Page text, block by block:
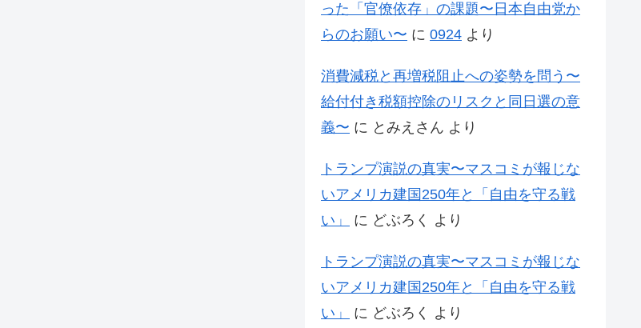
った「官僚依存」の課題〜日本自由党か
らのお願い〜 に 0924 より
消費減税と再増税阻止への姿勢を問う〜
給付付き税額控除のリスクと同日選の意
義〜 に とみえさん より
トランプ演説の真実〜マスコミが報じな
いアメリカ建国250年と「自由を守る戦
い」
に どぶろく より
トランプ演説の真実〜マスコミが報じな
いアメリカ建国250年と「自由を守る戦
い」
に どぶろく より